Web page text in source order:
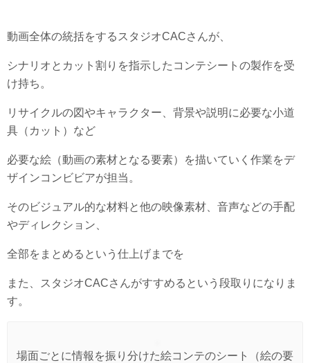
動画全体の統括をするスタジオCACさんが、
シナリオとカット割りを指示したコンテシートの製作を受
け持ち。
リサイクルの図やキャラクター、背景や説明に必要な小道
具（カット）など
必要な絵（動画の素材となる要素）を描いていく作業をデ
ザインコンビビアが担当。
そのビジュアル的な材料と他の映像素材、音声などの手配
やディレクション、
全部をまとめるという仕上げまでを
また、スタジオCACさんがすすめるという段取りになりま
す。
場面ごとに情報を振り分けた絵コンテのシート（絵の要